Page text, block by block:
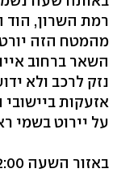
רמת השרון, הוד
מהמטח הזה
השאר ברחוב
אזעקות
על יירוט בשמי